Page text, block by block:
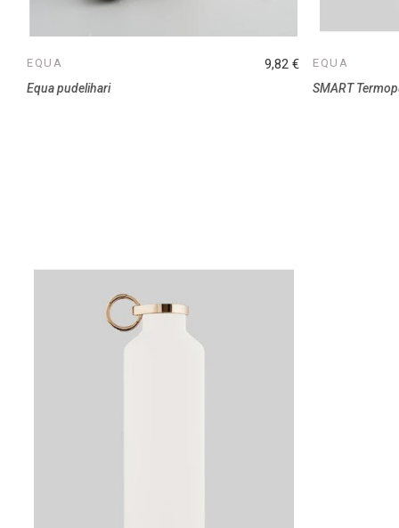
EQUA
Equa pudelihari
9,82 € EQUA
SMART